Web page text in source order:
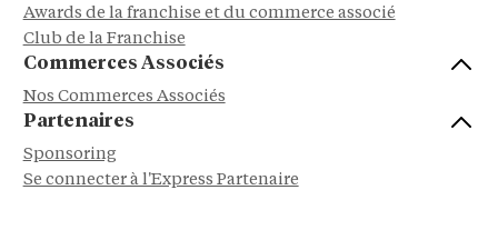
Awards de la franchise et du commerce associé
Club de la Franchise
Commerces Associés
Nos Commerces Associés
Partenaires
Sponsoring
Se connecter à l'Express Partenaire